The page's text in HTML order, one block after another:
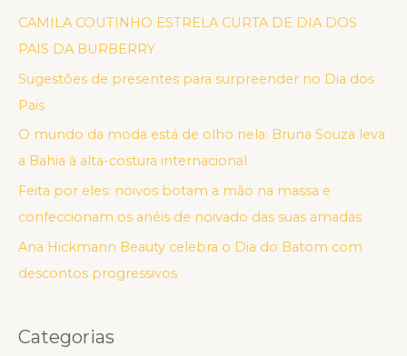
CAMILA COUTINHO ESTRELA CURTA DE DIA DOS
PAIS DA BURBERRY
Sugestões de presentes para surpreender no Dia dos
Pais
O mundo da moda está de olho nela: Bruna Souza leva
a Bahia à alta-costura internacional
Feita por eles: noivos botam a mão na massa e
confeccionam os anéis de noivado das suas amadas
Ana Hickmann Beauty celebra o Dia do Batom com
descontos progressivos
Categorias